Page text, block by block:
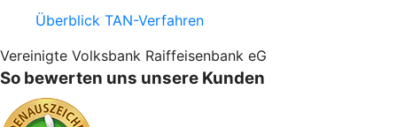
Überblick TAN-Verfahren
Vereinigte Volksbank Raiffeisenbank eG
So bewerten uns unsere Kunden